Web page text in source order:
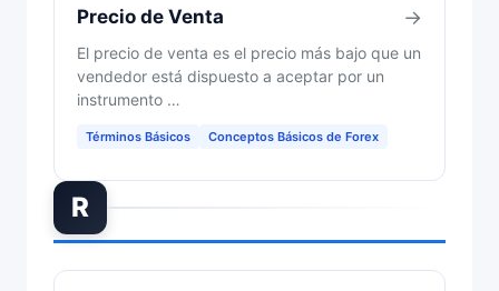
Precio de Venta
El precio de venta es el precio más bajo que un
vendedor está dispuesto a aceptar por un
instrumento …
Términos Básicos Conceptos Básicos de Forex
→
R